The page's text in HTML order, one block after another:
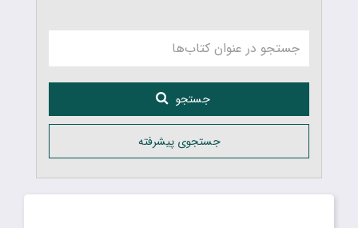
جستجو
جستجوی پیشرفته